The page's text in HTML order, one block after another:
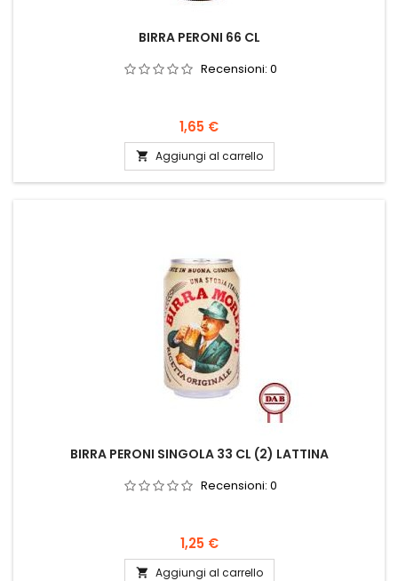
BIRRA PERONI 66 CL
Recensioni: 0
Prezzo
1,65 €
 Aggiungi al carrello
BIRRA PERONI SINGOLA 33 CL (2) LATTINA
Recensioni: 0
Prezzo
1,25 €
 Aggiungi al carrello